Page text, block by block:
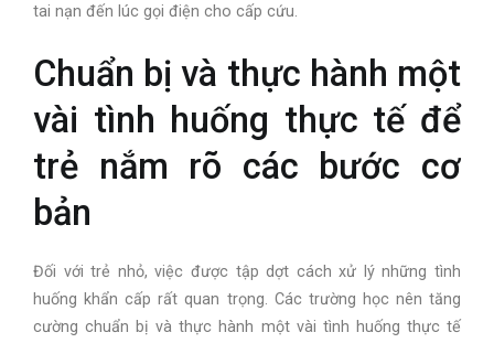
tai nạn đến lúc gọi điện cho cấp cứu.
Chuẩn bị và thực hành một
vài tình huống thực tế để
trẻ nắm rõ các bước cơ
bản
Đối với trẻ nhỏ, việc được tập dợt cách xử lý những tình
huống khẩn cấp rất quan trọng. Các trường học nên tăng
cường chuẩn bị và thực hành một vài tình huống thực tế